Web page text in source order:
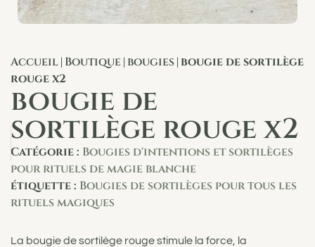
Accueil Boutique bougies bougie de sortilège
rouge x2
bougie de
sortilège rouge x2
Catégorie : Bougies d'intentions et sortilèges
pour rituels de magie blanche
étiquette : Bougies de sortilèges pour tous les
rituels magiques
La bougie de sortilège rouge stimule la force, la